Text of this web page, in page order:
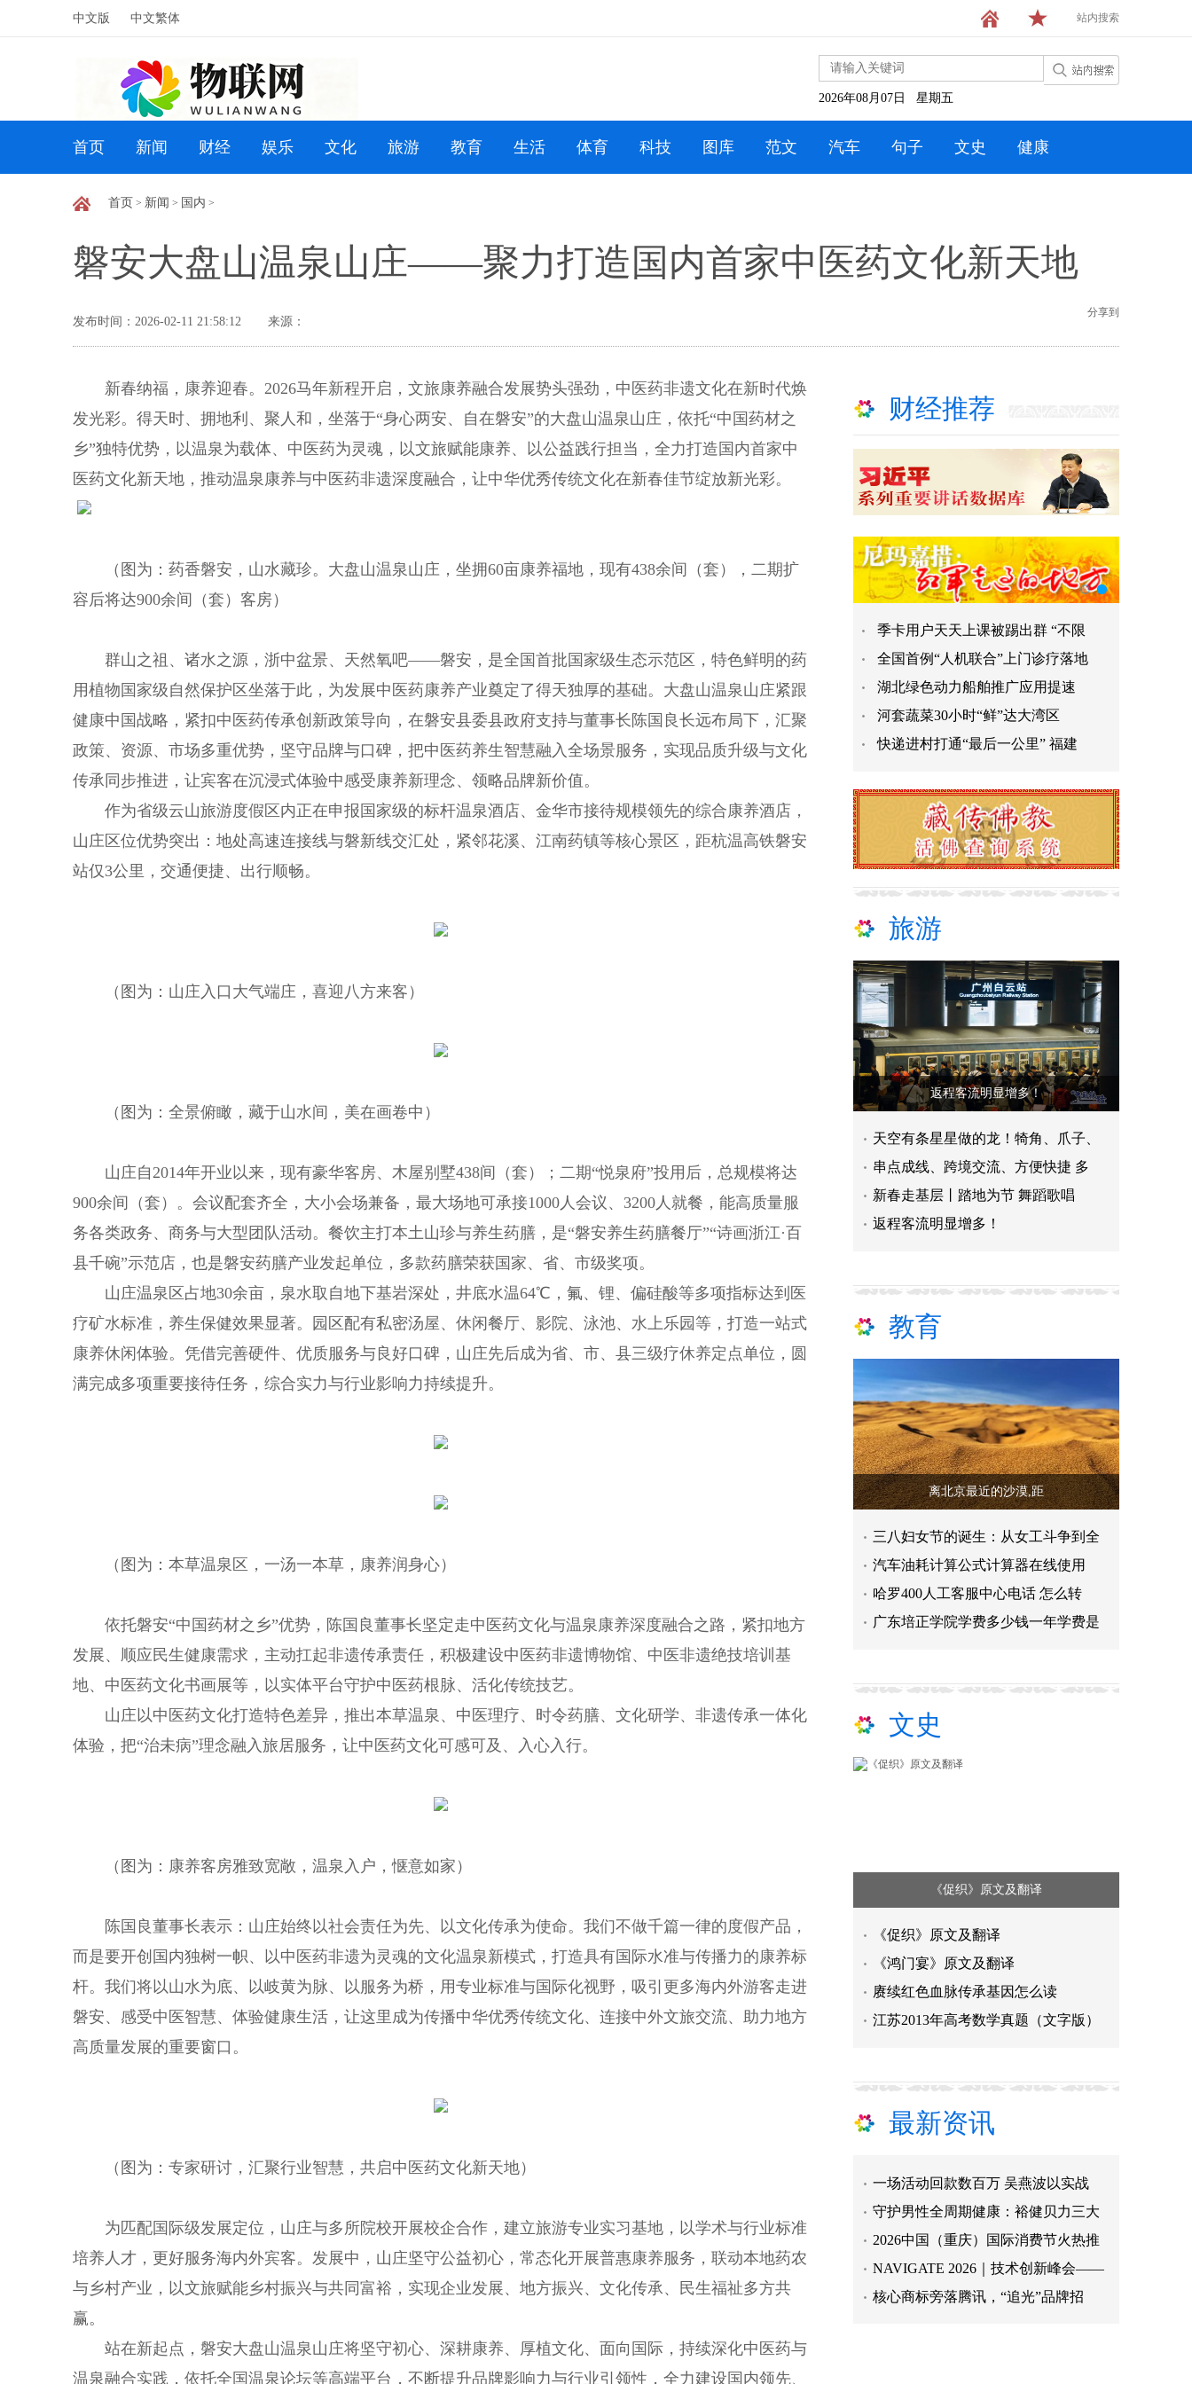
中文版 中文繁体 站内搜索
2026年08月07日 星期五
首页 新闻 财经 娱乐 文化 旅游 教育 生活 体育 科技 图库 范文 汽车 句子 文史 健康
首页 > 新闻 > 国内 >
磐安大盘山温泉山庄——聚力打造国内首家中医药文化新天地
发布时间：2026-02-11 21:58:12 来源：
分享到
新春纳福，康养迎春。2026马年新程开启，文旅康养融合发展势头强劲，中医药非遗文化在新时代焕
发光彩。得天时、拥地利、聚人和，坐落于“身心两安、自在磐安”的大盘山温泉山庄，依托“中国药材之
乡”独特优势，以温泉为载体、中医药为灵魂，以文旅赋能康养、以公益践行担当，全力打造国内首家中
医药文化新天地，推动温泉康养与中医药非遗深度融合，让中华优秀传统文化在新春佳节绽放新光彩。
（图为：药香磐安，山水藏珍。大盘山温泉山庄，坐拥60亩康养福地，现有438余间（套），二期扩
容后将达900余间（套）客房）
群山之祖、诸水之源，浙中盆景、天然氧吧——磐安，是全国首批国家级生态示范区，特色鲜明的药
用植物国家级自然保护区坐落于此，为发展中医药康养产业奠定了得天独厚的基础。大盘山温泉山庄紧跟
健康中国战略，紧扣中医药传承创新政策导向，在磐安县委县政府支持与董事长陈国良长远布局下，汇聚
政策、资源、市场多重优势，坚守品牌与口碑，把中医药养生智慧融入全场景服务，实现品质升级与文化
传承同步推进，让宾客在沉浸式体验中感受康养新理念、领略品牌新价值。
作为省级云山旅游度假区内正在申报国家级的标杆温泉酒店、金华市接待规模领先的综合康养酒店，
山庄区位优势突出：地处高速连接线与磐新线交汇处，紧邻花溪、江南药镇等核心景区，距杭温高铁磐安
站仅3公里，交通便捷、出行顺畅。
（图为：山庄入口大气端庄，喜迎八方来客）
（图为：全景俯瞰，藏于山水间，美在画卷中）
山庄自2014年开业以来，现有豪华客房、木屋别墅438间（套）；二期“悦泉府”投用后，总规模将达
900余间（套）。会议配套齐全，大小会场兼备，最大场地可承接1000人会议、3200人就餐，能高质量服
务各类政务、商务与大型团队活动。餐饮主打本土山珍与养生药膳，是“磐安养生药膳餐厅”“诗画浙江·百
县千碗”示范店，也是磐安药膳产业发起单位，多款药膳荣获国家、省、市级奖项。
山庄温泉区占地30余亩，泉水取自地下基岩深处，井底水温64℃，氟、锂、偏硅酸等多项指标达到医
疗矿水标准，养生保健效果显著。园区配有私密汤屋、休闲餐厅、影院、泳池、水上乐园等，打造一站式
康养休闲体验。凭借完善硬件、优质服务与良好口碑，山庄先后成为省、市、县三级疗休养定点单位，圆
满完成多项重要接待任务，综合实力与行业影响力持续提升。
（图为：本草温泉区，一汤一本草，康养润身心）
依托磐安“中国药材之乡”优势，陈国良董事长坚定走中医药文化与温泉康养深度融合之路，紧扣地方
发展、顺应民生健康需求，主动扛起非遗传承责任，积极建设中医药非遗博物馆、中医非遗绝技培训基
地、中医药文化书画展等，以实体平台守护中医药根脉、活化传统技艺。
山庄以中医药文化打造特色差异，推出本草温泉、中医理疗、时令药膳、文化研学、非遗传承一体化
体验，把“治未病”理念融入旅居服务，让中医药文化可感可及、入心入行。
（图为：康养客房雅致宽敞，温泉入户，惬意如家）
陈国良董事长表示：山庄始终以社会责任为先、以文化传承为使命。我们不做千篇一律的度假产品，
而是要开创国内独树一帜、以中医药非遗为灵魂的文化温泉新模式，打造具有国际水准与传播力的康养标
杆。我们将以山水为底、以岐黄为脉、以服务为桥，用专业标准与国际化视野，吸引更多海内外游客走进
磐安、感受中医智慧、体验健康生活，让这里成为传播中华优秀传统文化、连接中外文旅交流、助力地方
高质量发展的重要窗口。
（图为：专家研讨，汇聚行业智慧，共启中医药文化新天地）
为匹配国际级发展定位，山庄与多所院校开展校企合作，建立旅游专业实习基地，以学术与行业标准
培养人才，更好服务海内外宾客。发展中，山庄坚守公益初心，常态化开展普惠康养服务，联动本地药农
与乡村产业，以文旅赋能乡村振兴与共同富裕，实现企业发展、地方振兴、文化传承、民生福祉多方共
赢。
站在新起点，磐安大盘山温泉山庄将坚守初心、深耕康养、厚植文化、面向国际，持续深化中医药与
温泉融合实践，依托全国温泉论坛等高端平台，不断提升品牌影响力与行业引领性，全力建设国内领先、
财经推荐
季卡用户天天上课被踢出群 “不限
全国首例“人机联合”上门诊疗落地
湖北绿色动力船舶推广应用提速
河套蔬菜30小时“鲜”达大湾区
快递进村打通“最后一公里” 福建
旅游
返程客流明显增多！
天空有条星星做的龙！犄角、爪子、
串点成线、跨境交流、方便快捷 多
新春走基层丨踏地为节 舞蹈歌唱
返程客流明显增多！
教育
离北京最近的沙漠,距
三八妇女节的诞生：从女工斗争到全
汽车油耗计算公式计算器在线使用
哈罗400人工客服中心电话 怎么转
广东培正学院学费多少钱一年学费是
文史
​《促织》原文及翻译
​《促织》原文及翻译
《鸿门宴》原文及翻译
赓续红色血脉传承基因怎么读
江苏2013年高考数学真题（文字版）
最新资讯